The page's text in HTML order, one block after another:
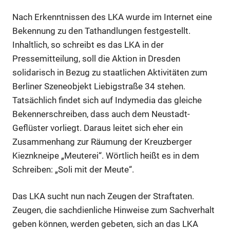
Anzeige
Nach Erkenntnissen des LKA wurde im Internet eine
Bekennung zu den Tathandlungen festgestellt.
Inhaltlich, so schreibt es das LKA in der
Pressemitteilung, soll die Aktion in Dresden
solidarisch in Bezug zu staatlichen Aktivitäten zum
Berliner Szeneobjekt Liebigstraße 34 stehen.
Tatsächlich findet sich auf Indymedia das gleiche
Bekennerschreiben, dass auch dem Neustadt-
Geflüster vorliegt. Daraus leitet sich eher ein
Zusammenhang zur Räumung der Kreuzberger
Kieznkneipe „Meuterei“. Wörtlich heißt es in dem
Schreiben: „Soli mit der Meute“.
Das LKA sucht nun nach Zeugen der Straftaten.
Zeugen, die sachdienliche Hinweise zum Sachverhalt
geben können, werden gebeten, sich an das LKA